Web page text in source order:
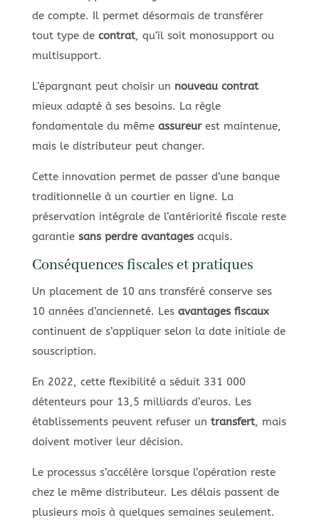
de compte. Il permet désormais de transférer
tout type de contrat, qu’il soit monosupport ou
multisupport.
L’épargnant peut choisir un nouveau contrat
mieux adapté à ses besoins. La règle
fondamentale du même assureurest maintenue,
mais le distributeur peut changer.
Cette innovation permet de passer d’une banque
traditionnelle à un courtier en ligne. La
préservation intégrale de l’antériorité fiscale reste
garantie sans perdre avantagesacquis.
Conséquences fiscales et pratiques
Un placement de 10 ans transféré conserve ses
10 années d’ancienneté. Les avantages fiscaux
continuent de s’appliquer selon la date initiale de
souscription.
En 2022, cette flexibilité a séduit 331 000
détenteurs pour 13,5 milliards d’euros. Les
établissements peuvent refuser un transfert, mais
doivent motiver leur décision.
Le processus s’accélère lorsque l’opération reste
chez le même distributeur. Les délais passent de
plusieurs mois à quelques semaines seulement.